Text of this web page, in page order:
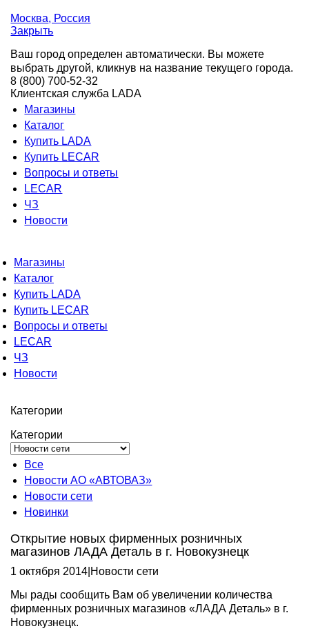
Москва, Россия
Закрыть
Ваш город определен автоматически. Вы можете
выбрать другой, кликнув на название текущего города.
8 (800) 700-52-32
Клиентская служба LADA
Магазины
Каталог
Купить LADA
Купить LECAR
Вопросы и ответы
LECAR
ЧЗ
Новости
Магазины
Каталог
Купить LADA
Купить LECAR
Вопросы и ответы
LECAR
ЧЗ
Новости
Категории
Категории
Все
Новости АО «АВТОВАЗ»
Новости сети
Новинки
Открытие новых фирменных розничных
магазинов ЛАДА Деталь в г. Новокузнецк
1 октября 2014 Новости сети
Мы рады сообщить Вам об увеличении количества
фирменных розничных магазинов «ЛАДА Деталь» в г.
Новокузнецк.